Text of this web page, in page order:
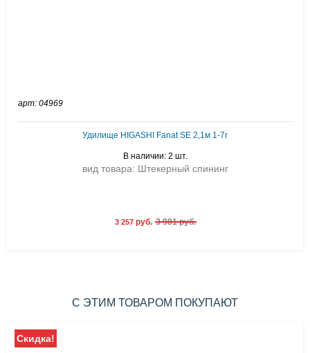
арт: 04969
Удилище HIGASHI Fanat SE 2,1м 1-7г
В наличии: 2 шт.
вид товара: Штекерный спининг
3 257руб. 3 981 руб.
С ЭТИМ ТОВАРОМ ПОКУПАЮТ
Скидка!